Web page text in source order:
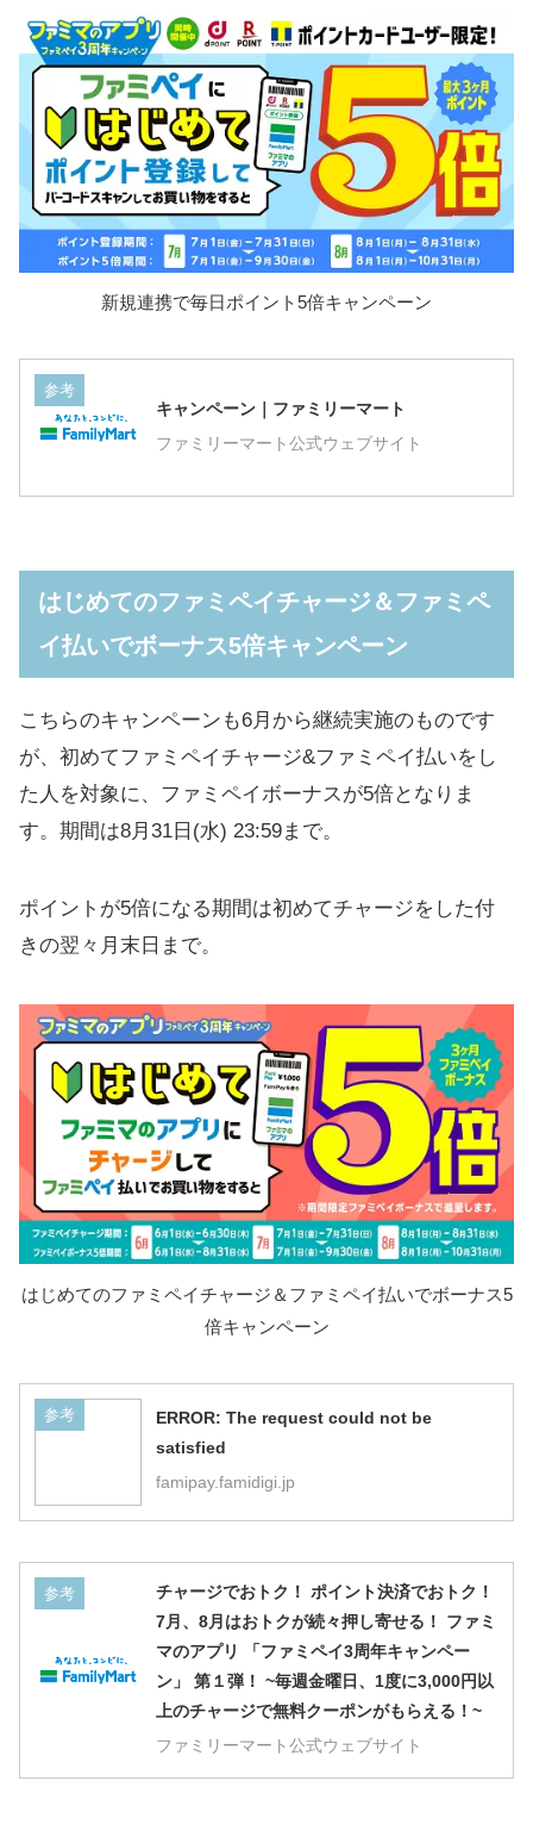
新規連携で毎日ポイント5倍キャンペーン
参考
キャンペーン｜ファミリーマート
ファミリーマート公式ウェブサイト
はじめてのファミペイチャージ＆ファミペ
イ払いでボーナス5倍キャンペーン
こちらのキャンペーンも6月から継続実施のものです
が、初めてファミペイチャージ&ファミペイ払いをし
た人を対象に、ファミペイボーナスが5倍となりま
す。期間は8月31日(水) 23:59まで。
ポイントが5倍になる期間は初めてチャージをした付
きの翌々月末日まで。
はじめてのファミペイチャージ＆ファミペイ払いでボーナス5
倍キャンペーン
参考
ERROR: The request could not be
satisfied
famipay.famidigi.jp
参考
チャージでおトク！ ポイント決済でおトク！
7月、8月はおトクが続々押し寄せる！ ファミ
マのアプリ 「ファミペイ3周年キャンペー
ン」 第１弾！ ~毎週金曜日、1度に3,000円以
上のチャージで無料クーポンがもらえる！~
ファミリーマート公式ウェブサイト